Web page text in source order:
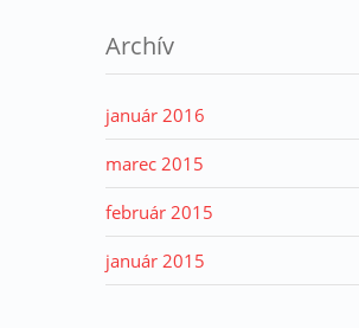
Archív
január 2016
marec 2015
február 2015
január 2015